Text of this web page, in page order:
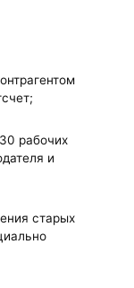
рабочих
и
старых